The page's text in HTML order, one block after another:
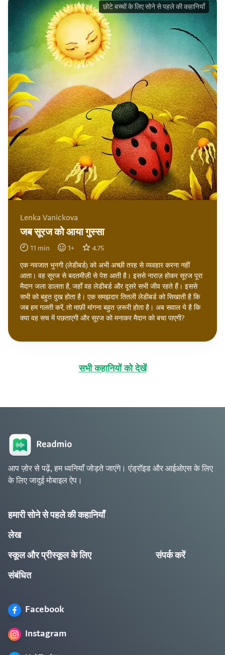
छोटे बच्चों के लिए सोने से पहले की कहानियाँ
Lenka Vanickova
जब सूरज को आया गुस्सा
11 min 1+ 4.75
एक नवजात भुनगी (लेडीबर्ड) को अभी अच्छी तरह से व्यवहार करना नहीं
आता। वह सूरज से बदतमीज़ी से पेश आती है। इससे नाराज़ होकर सूरज पूरा
मैदान जला डालता है, जहाँ वह लेडीबर्ड और दूसरे सभी जीव रहते हैं। इससे
सभी को बहुत दुख होता है। एक समझदार तितली लेडीबर्ड को सिखाती है कि
जब हम गलती करें, तो माफ़ी मांगना बहुत ज़रूरी होता है। अब सवाल ये है कि
क्या वह सच में पछताएगी और सूरज को मनाकर मैदान को बचा पाएगी?
सभी कहानियों को देखें
आप ज़ोर से पढ़ें, हम ध्वनियाँ जोड़ते जाएंगे। एंड्रॉइड और आईओएस के लिए
के लिए जादुई मोबाइल ऐप।
हमारी सोने से पहले की कहानियाँ
लेख
स्कूल और प्रीस्कूल के लिए
संबंधित
संपर्क करें
Facebook
Instagram